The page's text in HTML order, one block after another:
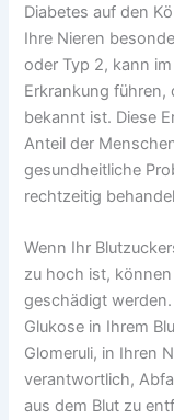
Diabetes auf den
Ihre Nieren
oder Typ 2, kann
Erkrankung führen,
bekannt ist. Diese
Anteil der
gesundheitliche
rechtzeitig
Wenn Ihr
zu hoch ist,
geschädigt
Glukose in Ihrem
Glomeruli, in Ihren
verantwortlich,
aus dem Blut zu